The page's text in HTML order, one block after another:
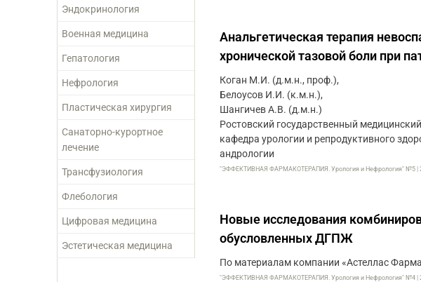
Эндокринология
Военная медицина
Гепатология
Нефрология
Пластическая хирургия
Санаторно-курортное
лечение
Трансфузиология
Флебология
Цифровая медицина
Эстетическая медицина
Анальгетическая терапия
хронической тазовой боли при
Коган М.И. (д.м.н., проф.),
Белоусов И.И. (к.м.н.),
Шангичев А.В. (д.м.н.)
Ростовский государственный
кафедра урологии и репродуктивного
андрологии
"ЭФФЕКТИВНАЯ ФАРМАКОТЕРАПИЯ. Урология и Нефрология" №5 |
Новые исследования
обусловленных ДГПЖ
По материалам компании «Астеллас
"ЭФФЕКТИВНАЯ ФАРМАКОТЕРАПИЯ. Урология и Нефрология" №4 |